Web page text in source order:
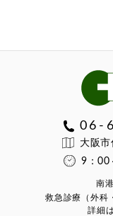
06-
大阪
9：00
南
救急診療（外科
詳細は